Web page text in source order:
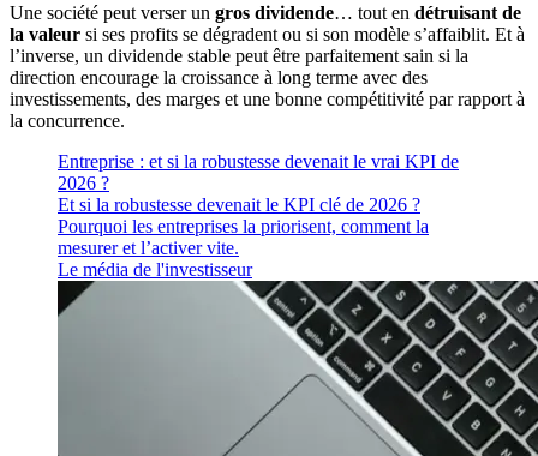
Une société peut verser un gros dividende… tout en détruisant de
la valeur si ses profits se dégradent ou si son modèle s’affaiblit. Et à
l’inverse, un dividende stable peut être parfaitement sain si la
direction encourage la croissance à long terme avec des
investissements, des marges et une bonne compétitivité par rapport à
la concurrence.
Entreprise : et si la robustesse devenait le vrai KPI de
2026 ?
Et si la robustesse devenait le KPI clé de 2026 ?
Pourquoi les entreprises la priorisent, comment la
mesurer et l’activer vite.
Le média de l'investisseur